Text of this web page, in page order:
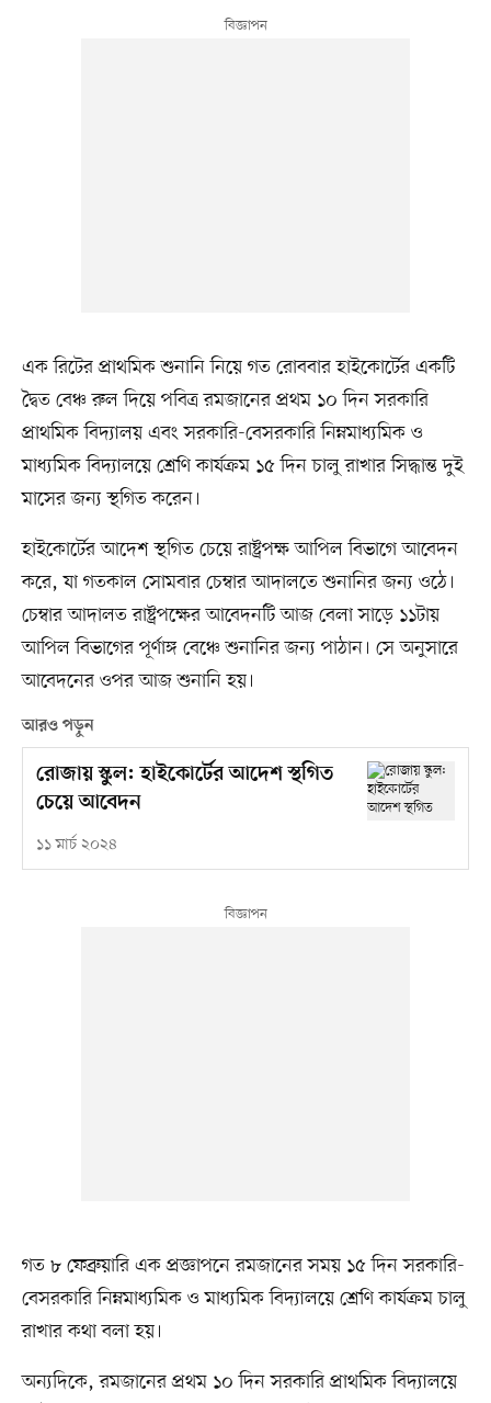
এক রিটের প্রাথমিক শুনানি নিয়ে গত রোববার হাইকোর্টের একটি
দ্বৈত বেঞ্চ রুল দিয়ে পবিত্র রমজানের প্রথম ১০ দিন সরকারি
প্রাথমিক বিদ্যালয় এবং সরকারি-বেসরকারি নিম্নমাধ্যমিক ও
মাধ্যমিক বিদ্যালয়ে শ্রেণি কার্যক্রম ১৫ দিন চালু রাখার সিদ্ধান্ত দুই
মাসের জন্য স্থগিত করেন।
হাইকোর্টের আদেশ স্থগিত চেয়ে রাষ্ট্রপক্ষ আপিল বিভাগে আবেদন
করে, যা গতকাল সোমবার চেম্বার আদালতে শুনানির জন্য ওঠে।
চেম্বার আদালত রাষ্ট্রপক্ষের আবেদনটি আজ বেলা সাড়ে ১১টায়
আপিল বিভাগের পূর্ণাঙ্গ বেঞ্চে শুনানির জন্য পাঠান। সে অনুসারে
আবেদনের ওপর আজ শুনানি হয়।
আরও পড়ুন
রোজায় স্কুল: হাইকোর্টের আদেশ স্থগিত
চেয়ে আবেদন
১১ মার্চ ২০২৪
গত ৮ ফেব্রুয়ারি এক প্রজ্ঞাপনে রমজানের সময় ১৫ দিন সরকারি-
বেসরকারি নিম্নমাধ্যমিক ও মাধ্যমিক বিদ্যালয়ে শ্রেণি কার্যক্রম চালু
রাখার কথা বলা হয়।
অন্যদিকে, রমজানের প্রথম ১০ দিন সরকারি প্রাথমিক বিদ্যালয়ে